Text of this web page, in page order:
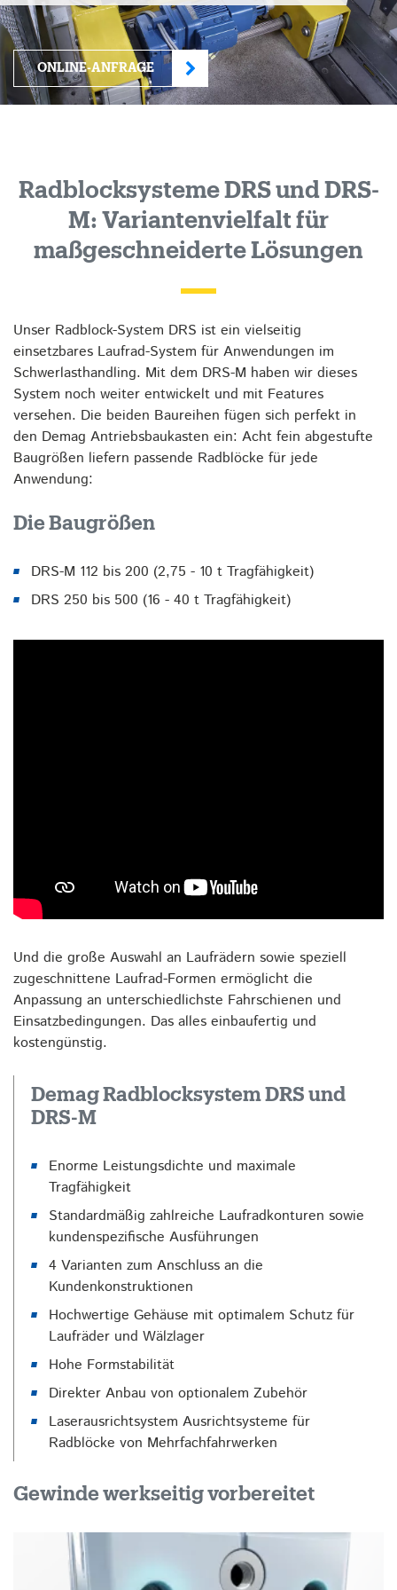
ONLINE-ANFRAGE
Radblocksysteme DRS und DRS-
M: Variantenvielfalt für
maßgeschneiderte Lösungen
Unser Radblock-System DRS ist ein vielseitig
einsetzbares Laufrad-System für Anwendungen im
Schwerlasthandling. Mit dem DRS-M haben wir dieses
System noch weiter entwickelt und mit Features
versehen. Die beiden Baureihen fügen sich perfekt in
den Demag Antriebsbaukasten ein: Acht fein abgestufte
Baugrößen liefern passende Radblöcke für jede
Anwendung:
Die Baugrößen
DRS-M 112 bis 200 (2,75 - 10 t Tragfähigkeit)
DRS 250 bis 500 (16 - 40 t Tragfähigkeit)
Und die große Auswahl an Laufrädern sowie speziell
zugeschnittene Laufrad-Formen ermöglicht die
Anpassung an unterschiedlichste Fahrschienen und
Einsatzbedingungen. Das alles einbaufertig und
kostengünstig.
Demag Radblocksystem DRS und
DRS-M
Enorme Leistungsdichte und maximale
Tragfähigkeit
Standardmäßig zahlreiche Laufradkonturen sowie
kundenspezifische Ausführungen
4 Varianten zum Anschluss an die
Kundenkonstruktionen
Hochwertige Gehäuse mit optimalem Schutz für
Laufräder und Wälzlager
Hohe Formstabilität
Direkter Anbau von optionalem Zubehör
Laserausrichtsystem Ausrichtsysteme für
Radblöcke von Mehrfachfahrwerken
Gewinde werkseitig vorbereitet